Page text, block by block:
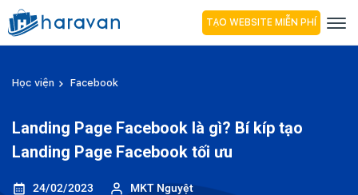
TẠO WEBSITE MIỄN PHÍ
Học viện Facebook
Landing Page Facebook là gì? Bí kíp tạo
Landing Page Facebook tối ưu
24/02/2023 MKT Nguyệt